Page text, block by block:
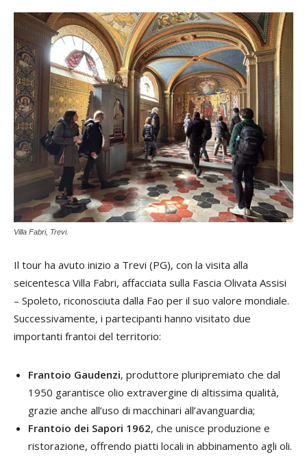
Villa Fabri, Trevi.
Il tour ha avuto inizio a Trevi (PG), con la visita alla
seicentesca Villa Fabri, affacciata sulla Fascia Olivata Assisi
– Spoleto, riconosciuta dalla Fao per il suo valore mondiale.
Successivamente, i partecipanti hanno visitato due
importanti frantoi del territorio:
Frantoio Gaudenzi, produttore pluripremiato che dal
1950 garantisce olio extravergine di altissima qualità,
grazie anche all’uso di macchinari all’avanguardia;
Frantoio dei Sapori 1962, che unisce produzione e
ristorazione, offrendo piatti locali in abbinamento agli oli.